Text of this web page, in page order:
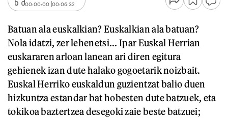
00:00:00 00:06:32
Batuan ala euskalkian? Euskalkian ala batuan?
Nola idatzi, zer lehenetsi... Ipar Euskal Herrian
euskararen arloan lanean ari diren egitura
gehienek izan dute halako gogoetarik noizbait.
Euskal Herriko euskaldun guzientzat balio duen
hizkuntza estandar bat hobesten dute batzuek, eta
tokikoa baztertzea desegoki zaie beste batzuei;